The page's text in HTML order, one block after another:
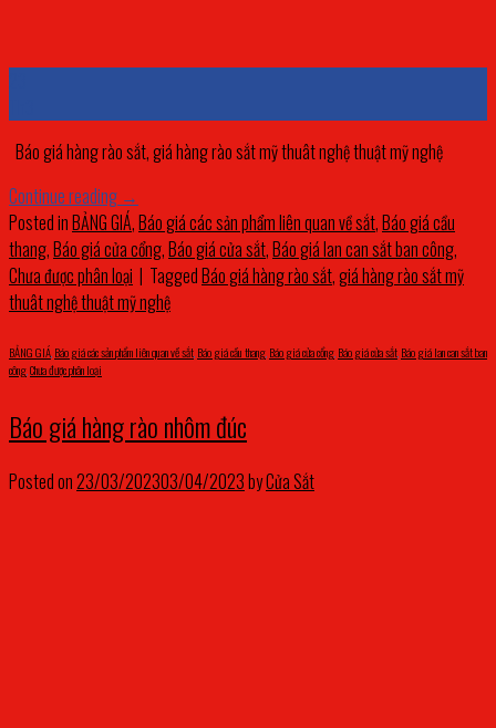
Báo giá hàng rào sắt, giá hàng rào sắt mỹ thuât nghệ thuật mỹ nghệ
Continue reading →
Posted inBẢNG GIÁ,Báo giá các sản phẩm liên quan về sắt,Báo giá cầu
thang,Báo giá cửa cổng,Báo giá cửa sắt,Báo giá lan can sắt ban công,
Chưa được phân loại | TaggedBáo giá hàng rào sắt,giá hàng rào sắt mỹ
thuât nghệ thuật mỹ nghệ
BẢNG GIÁ,Báo giá các sản phẩm liên quan về sắt,Báo giá cầu thang,Báo giá cửa cổng,Báo giá cửa sắt,Báo giá lan can sắt ban
công,Chưa được phân loại
Báo giá hàng rào nhôm đúc
Posted on23/03/202303/04/2023byCửa Sắt